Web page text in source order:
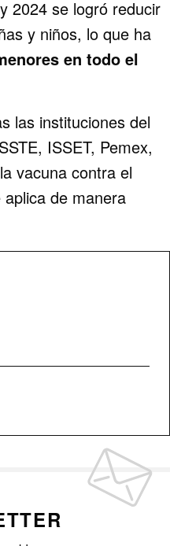
2024 se logró reducir
y niños, lo que ha
en todo el
las instituciones del
ISSET, Pemex,
vacuna contra el
de manera